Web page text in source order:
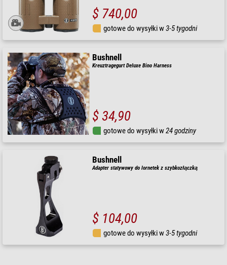
$ 740,00
gotowe do wysyłki w3-5 tygodni
Bushnell
Kreuztragegurt Deluxe Bino Harness
$ 34,90
gotowe do wysyłki w24 godziny
Bushnell
Adapter statywowy do lornetek z szybkozłączką
$ 104,00
gotowe do wysyłki w3-5 tygodni